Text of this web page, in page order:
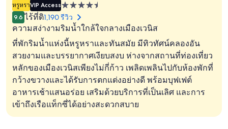
ห้องลักซ์ชัวรี่สวีท (Private SPA) | ผ้าน
หรูหราVIP Accessที่พัก
4.5
ดาว
9.6 ไร้ที่ติ1,190 รีวิว
ความสง่างามริมน้ำใกล้ใจกลางเมืองเวนิส
ที่พักริมน้ำแห่งนี้หรูหราและทันสมัย มีทิวทัศน์คลองอัน
สวยงามและบรรยากาศเงียบสงบ ห่างจากสถานที่ท่องเที่ยว
หลักของเมืองเวนิสเพียงไม่กี่ก้าว เพลิดเพลินไปกับห้องพักที่
กว้างขวางและได้รับการตกแต่งอย่างดี พร้อมบุฟเฟต์
อาหารเช้าแสนอร่อย เสริมด้วยบริการที่เป็นเลิศ และการ
เข้าถึงเรือแท็กซี่ได้อย่างสะดวกสบาย